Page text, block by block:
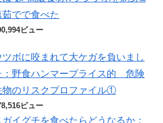
茹でで食べた
ビュー
ツボに咬まれて大ケガを負いまし
：野食ハンマープライス的 危険
物のリスクプロファイル①
ビュー
ガイグチを食べたらどうなるか：